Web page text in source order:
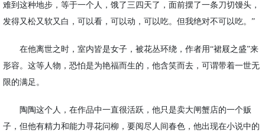
难到这种地步，等于一个人，饿了三四天了，面前摆了一条刀切馒头，
发得又松又软又白，可以看，可以动，可以吃。但我绝对不可以吃。”
在他离世之时，室内皆是女子，被花丛环绕，作者用“裙屐之盛”来
形容。这等人物，恐怕是为艳福而生的，他含笑而去，可谓带着一世无
限的满足。
陶陶这个人，在作品中一直很活跃，他只是卖大闸蟹店的一个贩
子，但他有精力和能力寻花问柳，要阅尽人间春色，他出现在小说中的